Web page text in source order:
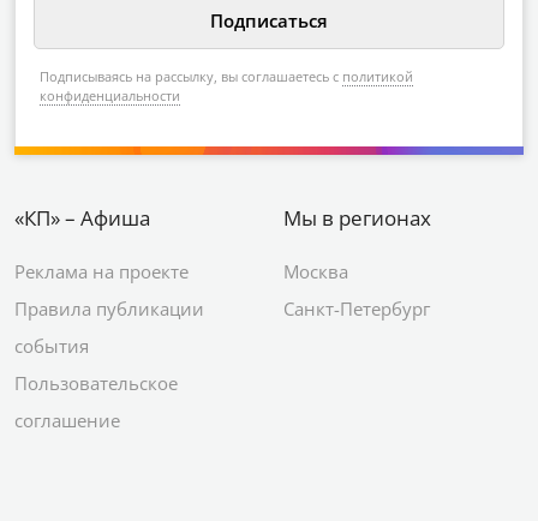
Подписываясь на рассылку, вы соглашаетесь с политикой
конфиденциальности
«КП» – Афиша
Реклама на проекте
Правила публикации
события
Пользовательское
соглашение
Мы в регионах
Москва
Санкт-Петербург